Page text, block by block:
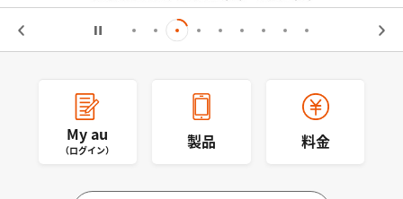
My au
（ログイン） 製品 料金